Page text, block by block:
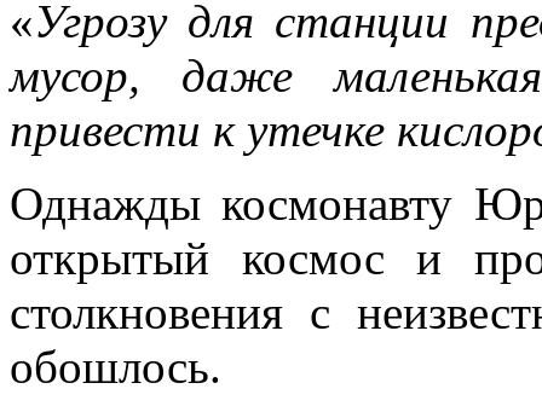
«Угрозу для станции
мусор, даже
привести к утечке
Однажды космонавту
открытый космос и
столкновения с
обошлось.